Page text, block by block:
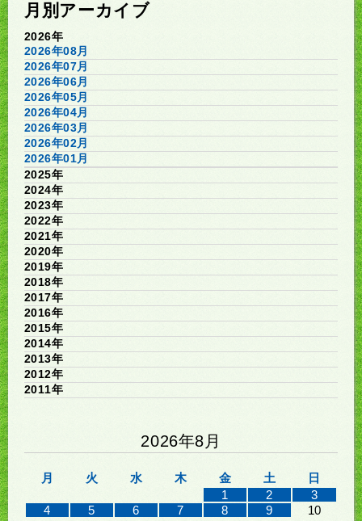
月別アーカイブ
2026年
2026年08月
2026年07月
2026年06月
2026年05月
2026年04月
2026年03月
2026年02月
2026年01月
2025年
2024年
2023年
2022年
2021年
2020年
2019年
2018年
2017年
2016年
2015年
2014年
2013年
2012年
2011年
2026年8月
月 火 水 木 金 土
日
1
2
3
4
5 6 7 8 9
10